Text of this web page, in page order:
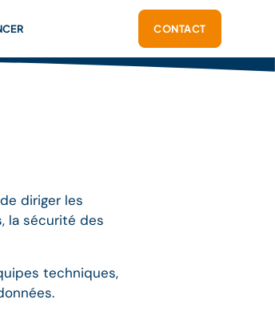
CONTACT
diriger les
la sécurité des
techniques,